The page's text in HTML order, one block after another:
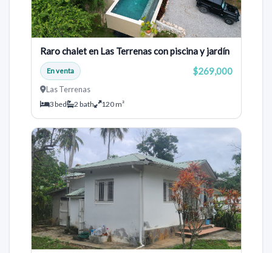
Raro chalet en Las Terrenas con piscina y jardín
En venta $269,000
Las Terrenas
3 bed 2 bath 120 m²